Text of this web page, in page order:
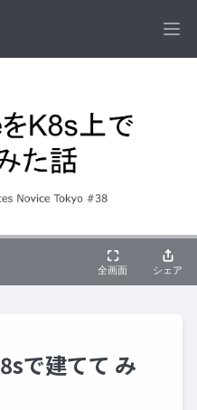
で建てて み